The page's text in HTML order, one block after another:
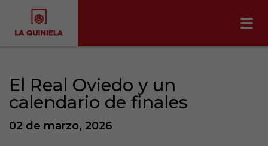
El Real Oviedo y un
calendario de finales
02 de marzo, 2026